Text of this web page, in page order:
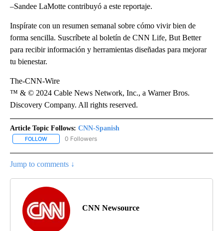
–Sandee LaMotte contribuyó a este reportaje.
Inspírate con un resumen semanal sobre cómo vivir bien de
forma sencilla. Suscríbete al boletín de CNN Life, But Better
para recibir información y herramientas diseñadas para mejorar
tu bienestar.
The-CNN-Wire
™ & © 2024 Cable News Network, Inc., a Warner Bros.
Discovery Company. All rights reserved.
Article Topic Follows: CNN-Spanish
FOLLOW FOLLOW "CNN-SPANISH" TO RECEIVE NOTIFICATIONS ABOUT
0 Followers
Jump to comments ↓
CNN Newsource